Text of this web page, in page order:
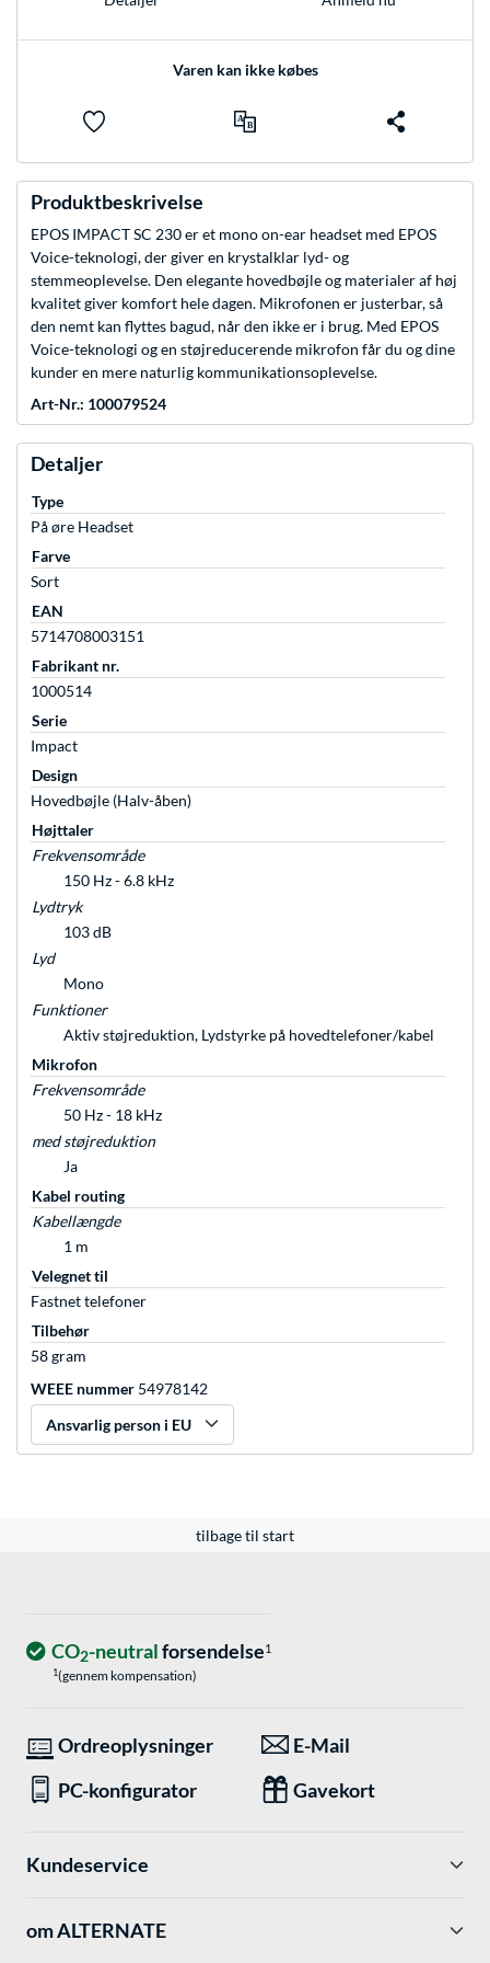
Varen kan ikke købes
Produktbeskrivelse
EPOS IMPACT SC 230 er et mono on-ear headset med EPOS
Voice-teknologi, der giver en krystalklar lyd- og
stemmeoplevelse. Den elegante hovedbøjle og materialer af høj
kvalitet giver komfort hele dagen. Mikrofonen er justerbar, så
den nemt kan flyttes bagud, når den ikke er i brug. Med EPOS
Voice-teknologi og en støjreducerende mikrofon får du og dine
kunder en mere naturlig kommunikationsoplevelse.
Art-Nr.: 100079524
Detaljer
Type
På øre Headset
Farve
Sort
EAN
5714708003151
Fabrikant nr.
1000514
Serie
Impact
Design
Hovedbøjle (Halv-åben)
Højttaler
Frekvensområde
150 Hz - 6.8 kHz
Lydtryk
103 dB
Lyd
Mono
Funktioner
Aktiv støjreduktion, Lydstyrke på hovedtelefoner/kabel
Mikrofon
Frekvensområde
50 Hz - 18 kHz
med støjreduktion
Ja
Kabel routing
Kabellængde
1 m
Velegnet til
Fastnet telefoner
Tilbehør
58 gram
WEEE nummer 54978142
Ansvarlig person i EU
tilbage til start
CO2-neutralforsendelse1
1(gennem kompensation)
Ordreoplysninger
E-Mail
PC-konfigurator
Gavekort
Kundeservice
om ALTERNATE